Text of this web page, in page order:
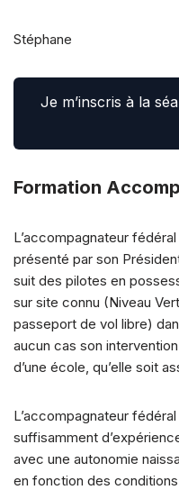
Stéphane
Je m’inscris à la
Formation
L’accompagnateur
présenté par son
suit des pilotes en
sur site connu (Niveau
passeport de vol libre)
aucun cas son
d’une école, qu’elle soit
L’accompagnateur
suffisamment
avec une autonomie
en fonction des conditions